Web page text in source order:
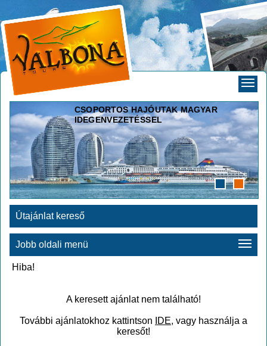
CSOPORTOS HAJÓUTAK MAGYAR
IDEGENVEZETÉSSEL
Útajánlat kereső
Jobb oldali menü
Hiba!
A keresett ajánlat nem található!
További ajánlatokhoz kattintson IDE, vagy használja a
keresőt!